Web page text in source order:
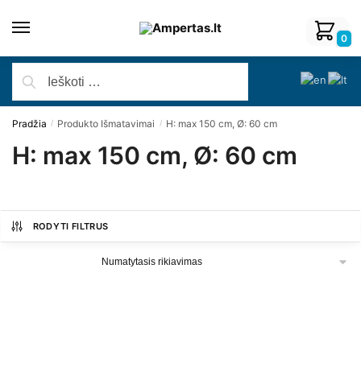
0
Pradžia / Produkto Išmatavimai / H: max 150 cm, Ø: 60 cm
H: max 150 cm, Ø: 60 cm
RODYTI FILTRUS